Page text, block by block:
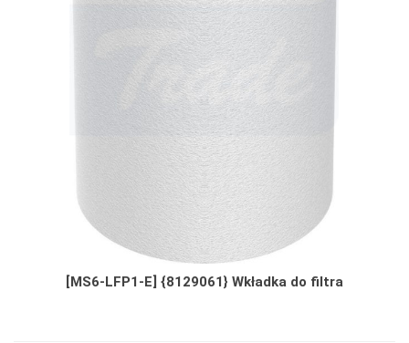
[MS6-LFP1-E] {8129061} Wkładka do filtra